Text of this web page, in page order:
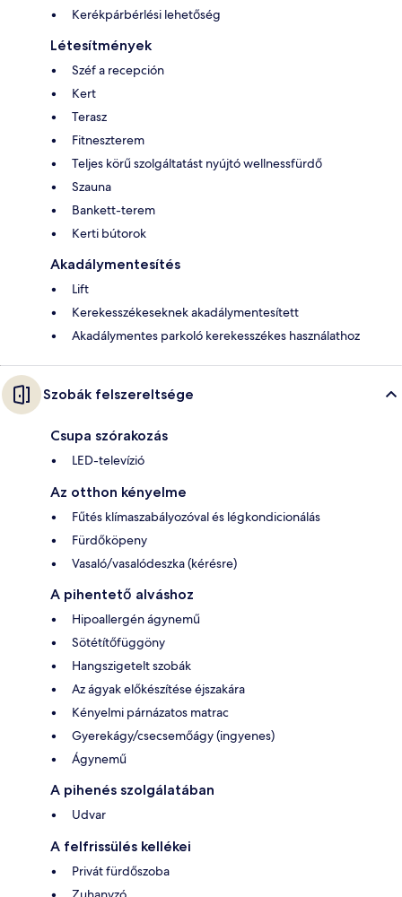
Kerékpárbérlési lehetőség
Létesítmények
Széf a recepción
Kert
Terasz
Fitneszterem
Teljes körű szolgáltatást nyújtó wellnessfürdő
Szauna
Bankett-terem
Kerti bútorok
Akadálymentesítés
Lift
Kerekesszékeseknek akadálymentesített
Akadálymentes parkoló kerekesszékes használathoz
Szobák felszereltsége
Csupa szórakozás
LED-televízió
Az otthon kényelme
Fűtés klímaszabályozóval és légkondicionálás
Fürdőköpeny
Vasaló/vasalódeszka (kérésre)
A pihentető alváshoz
Hipoallergén ágynemű
Sötétítőfüggöny
Hangszigetelt szobák
Az ágyak előkészítése éjszakára
Kényelmi párnázatos matrac
Gyerekágy/csecsemőágy (ingyenes)
Ágynemű
A pihenés szolgálatában
Udvar
A felfrissülés kellékei
Privát fürdőszoba